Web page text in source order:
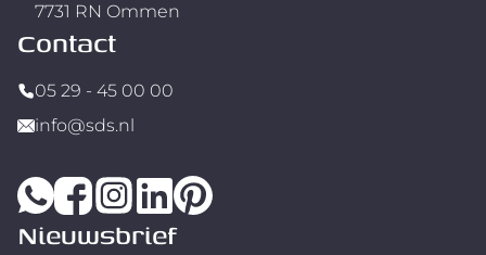
7731 RN Ommen
Contact
05 29 - 45 00 00
info@sds.nl
Nieuwsbrief